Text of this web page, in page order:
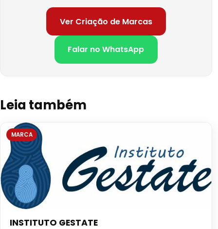
Ver Criação de Marcas
Falar no WhatsApp
Leia também
MARCA
INSTITUTO GESTATE